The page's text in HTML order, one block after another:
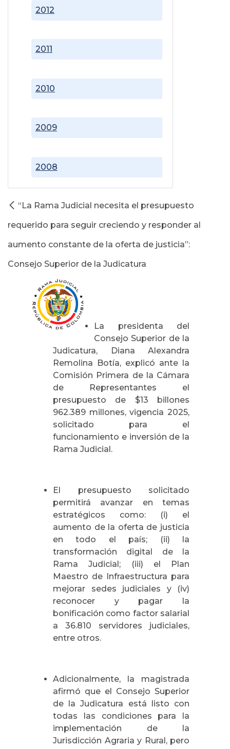
2008
2009
2010
2011
2012
“La Rama Judicial necesita el presupuesto
requerido para seguir creciendo y responder al
aumento constante de la oferta de justicia”:
Consejo Superior de la Judicatura
La presidenta del
Consejo Superior de la
Judicatura, Diana Alexandra
Remolina Botía, explicó ante la
Comisión Primera de la Cámara
de Representantes el
presupuesto de $13 billones
962.389 millones, vigencia 2025,
solicitado para el
funcionamiento e inversión de la
Rama Judicial.
El presupuesto solicitado
permitirá avanzar en temas
estratégicos como: (i) el
aumento de la oferta de justicia
en todo el país; (ii) la
transformación digital de la
Rama Judicial; (iii) el Plan
Maestro de Infraestructura para
mejorar sedes judiciales y (iv)
reconocer y pagar la
bonificación como factor salarial
a 36.810 servidores judiciales,
entre otros.
Adicionalmente, la magistrada
afirmó que el Consejo Superior
de la Judicatura está listo con
todas las condiciones para la
implementación de la
Jurisdicción Agraria y Rural, pero